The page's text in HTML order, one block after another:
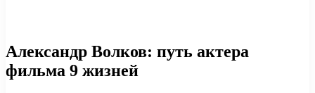
Александр Волков: путь актера
фильма 9 жизней